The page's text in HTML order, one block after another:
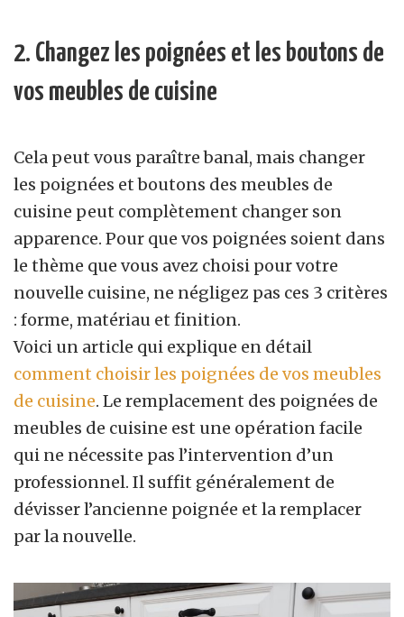
2. Changez les poignées et les boutons de
vos meubles de cuisine
Cela peut vous paraître banal, mais changer
les poignées et boutons des meubles de
cuisine peut complètement changer son
apparence. Pour que vos poignées soient dans
le thème que vous avez choisi pour votre
nouvelle cuisine, ne négligez pas ces 3 critères
: forme, matériau et finition.
Voici un article qui explique en détail
comment choisir les poignées de vos meubles
de cuisine. Le remplacement des poignées de
meubles de cuisine est une opération facile
qui ne nécessite pas l’intervention d’un
professionnel. Il suffit généralement de
dévisser l’ancienne poignée et la remplacer
par la nouvelle.